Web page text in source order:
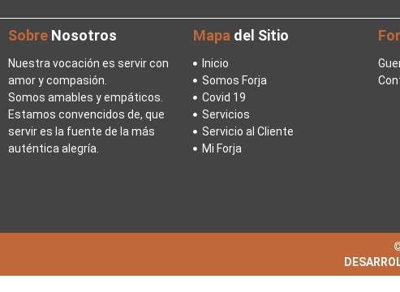
Sobre Nosotros
Nuestra vocación es servir con
amor y compasión.
Somos amables y empáticos.
Estamos convencidos de, que
servir es la fuente de la más
auténtica alegría.
Mapa del Sitio
Inicio
Somos Forja
Covid 19
Servicios
Servicio al Cliente
Mi Forja